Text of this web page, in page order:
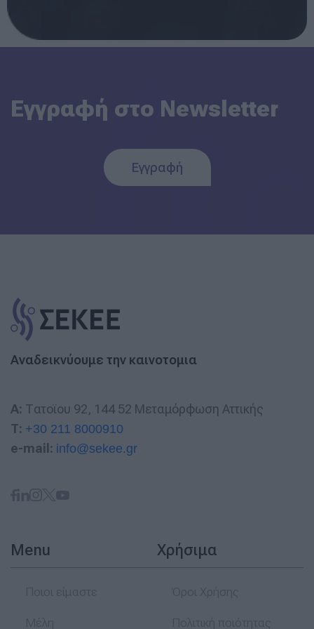
Εγγραφή στο Newsletter
Εγγραφή
Αναδεικνύουμε την καινοτομια
A: Τατοϊου 92, 144 52 Μεταμόρφωση Αττικής
T: +30 211 8000910
e-mail: info@sekee.gr
Menu Χρήσιμα